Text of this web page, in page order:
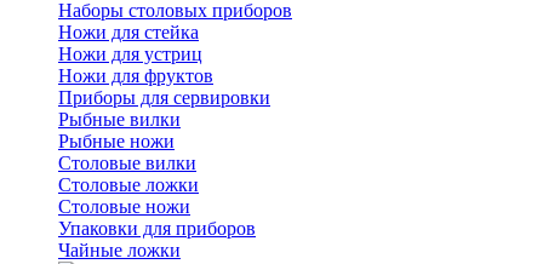
Наборы столовых приборов
Ножи для стейка
Ножи для устриц
Ножи для фруктов
Приборы для сервировки
Рыбные вилки
Рыбные ножи
Столовые вилки
Столовые ложки
Столовые ножи
Упаковки для приборов
Чайные ложки